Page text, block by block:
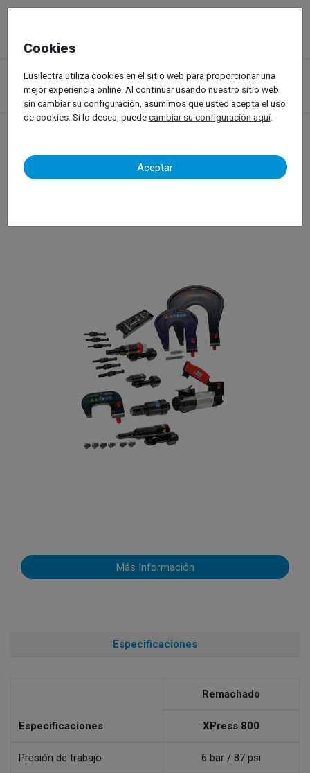
Productos
Equipos de Taller
Soldadura, Remachado y Inducción
Remachadoras
WielanderSchill – Xpress 800
WielanderSchill – Xpress
Más Información
Especificaciones
Especificaciones
Remachado
XPress 800
Presión de trabajo 6 bar / 87 psi
Cookies
Lusilectra utiliza cookies en el sitio web para proporcionar una
mejor experiencia online. Al continuar usando nuestro sitio web
sin cambiar su configuración, asumimos que usted acepta el uso
de cookies. Si lo desea, puedecambiar su configuración aquí.
Aceptar